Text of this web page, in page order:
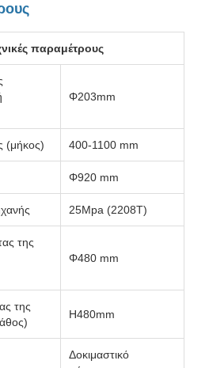
παραμέτρους
Φ203mm
(μήκος) 400-1100 mm
Φ920 mm
25Mpa (2208T)
της
Φ480 mm
της
H480mm
Δοκιμαστικό